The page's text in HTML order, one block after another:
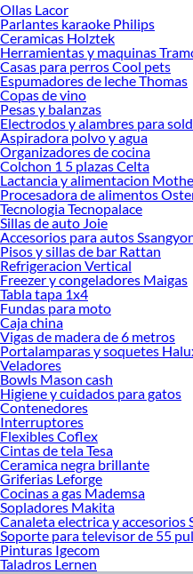
Desde remodelaciones hasta
tus ideas realidad. ¡Visítanos y
Kits de Muebles Cocina!
Explora la variedad de productos
Herramientas, materiales y accesorios
renovación de espacios. ¡Visítanos y
ofrecerte!
Encuentra una amplia variedad de
Sodimac. Encuentra todo lo necesario
decoración. ¡Visítanos y haz tus ideas
Ollas Lacor
Parlantes karaoke Philips
Ceramicas Holztek
Herramientas y maquinas
Casas para perros Cool pets
Espumadores de leche Thomas
Copas de vino
Pesas y balanzas
Electrodos y alambres para
Aspiradora polvo y agua
Organizadores de cocina
Colchon 1 5 plazas Celta
Lactancia y alimentacion
Procesadora de alimentos
Tecnologia Tecnopalace
Sillas de auto Joie
Accesorios para autos
Pisos y sillas de bar Rattan
Refrigeracion Vertical
Freezer y congeladores Maigas
Tabla tapa 1x4
Fundas para moto
Caja china
Vigas de madera de 6 metros
Portalamparas y soquetes
Veladores
Bowls Mason cash
Higiene y cuidados para gatos
Contenedores
Interruptores
Flexibles Coflex
Cintas de tela Tesa
Ceramica negra brillante
Griferias Leforge
Cocinas a gas Mademsa
Sopladores Makita
Canaleta electrica y accesorios
Soporte para televisor de 55
Pinturas Igecom
Taladros Lernen